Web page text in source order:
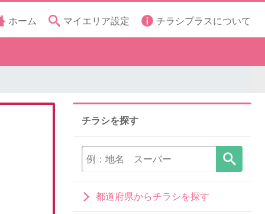
ホーム マイエリア設定 チラシプラスについて
チラシを探す
都道府県からチラシを探す